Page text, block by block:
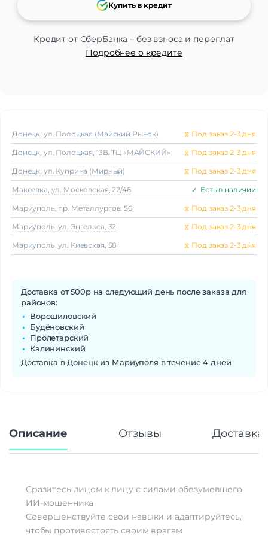
Кредит от СберБанка – без взноса и переплат
Подробнее о кредите
Купить в кредит
Донецк, ул. Полоцкая (Майский Рынок) ⧖ Под заказ 2-3 дня
Донецк, ул. Полоцкая, 13В, ТЦ «МАЙСКИЙ» ⧖ Под заказ 2-3 дня
Донецк, ул. Куприна (Мирный) ⧖ Под заказ 2-3 дня
Макеeвка, ул. Московская, 22/46 ✓ Есть в наличии
Мариуполь, пр. Металлургов, 56 ⧖ Под заказ 2-3 дня
Мариуполь, ул. Энгельса, 32 ⧖ Под заказ 2-3 дня
Мариуполь, ул. Киевская, 58 ⧖ Под заказ 2-3 дня
Доставка от 500р на следующий день после заказа для
районов:
Ворошиловский
Будёновский
Пролетарский
Калининский
Доставка в Донецк из Мариуполя в течение 4 дней
Описание Отзывы Доставка
Сразитесь лицом к лицу с силами обезумевшего
ИИ-мошенника
Совершенствуйте свои навыки и адаптируйтесь,
чтобы противостоять своим врагам